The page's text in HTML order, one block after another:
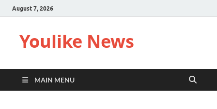
August 7, 2026
Youlike News
MAIN MENU